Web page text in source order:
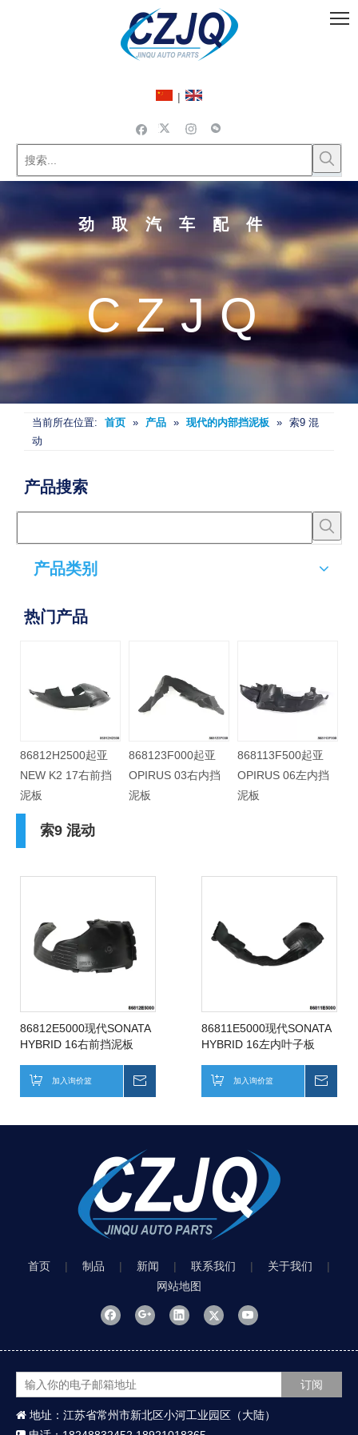
|
劲取汽车配件
CZJQ
当前所在位置: 首页 » 产品 » 现代的内部挡泥板 » 索9 混
动
产品搜索
产品类别
热门产品
86812H2500起亚
NEW K2 17右前挡
泥板
868123F000起亚
OPIRUS 03右内挡
泥板
868113F500起亚
OPIRUS 06左内挡
泥板
索9 混动
86812E5000现代SONATA
HYBRID 16右前挡泥板
加入询价篮
86811E5000现代SONATA
HYBRID 16左内叶子板
加入询价篮
首页 | 制品 | 新闻 | 联系我们 | 关于我们
|
网站地图
订阅
 地址：江苏省常州市新北区小河工业园区（大陆）